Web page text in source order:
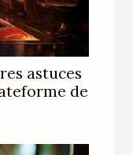
astuces
de